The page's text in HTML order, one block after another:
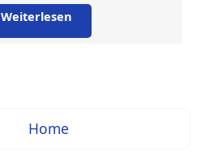
Weiterlesen
Home